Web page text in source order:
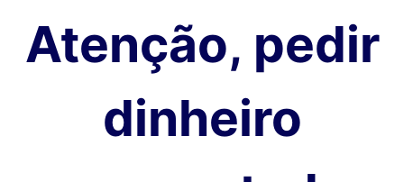
Atenção, pedir
dinheiro